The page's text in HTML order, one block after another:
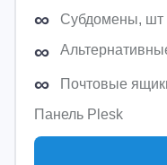
∞ Субдомены, шт
∞
∞
Почтовые
Панель Plesk